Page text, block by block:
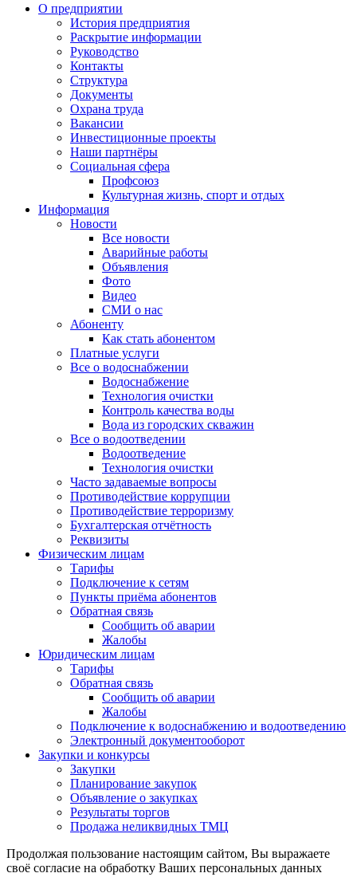
О предприятии
История предприятия
Раскрытие информации
Руководство
Контакты
Структура
Документы
Охрана труда
Вакансии
Инвестиционные проекты
Наши партнёры
Социальная сфера
Профсоюз
Культурная жизнь, спорт и отдых
Информация
Новости
Все новости
Аварийные работы
Объявления
Фото
Видео
СМИ о нас
Абоненту
Как стать абонентом
Платные услуги
Все о водоснабжении
Водоснабжение
Технология очистки
Контроль качества воды
Вода из городских скважин
Все о водоотведении
Водоотведение
Технология очистки
Часто задаваемые вопросы
Противодействие коррупции
Противодействие терроризму
Бухгалтерская отчётность
Реквизиты
Физическим лицам
Тарифы
Подключение к сетям
Пункты приёма абонентов
Обратная связь
Сообщить об аварии
Жалобы
Юридическим лицам
Тарифы
Обратная связь
Сообщить об аварии
Жалобы
Подключение к водоснабжению и водоотведению
Электронный документооборот
Закупки и конкурсы
Закупки
Планирование закупок
Объявление о закупках
Результаты торгов
Продажа неликвидных ТМЦ
Продолжая пользование настоящим сайтом, Вы выражаете
своё согласие на обработку Ваших персональных данных